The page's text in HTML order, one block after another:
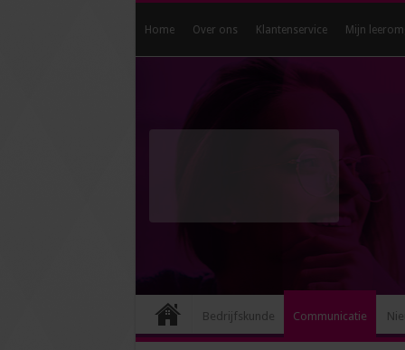
Home Over ons Klantenservice Mijn
Bedrijfskunde Communicatie